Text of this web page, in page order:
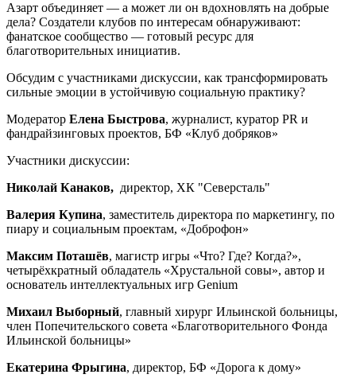
Азарт объединяет — а может ли он вдохновлять на добрые
дела? Создатели клубов по интересам обнаруживают:
фанатское сообщество — готовый ресурс для
благотворительных инициатив.
Обсудим с участниками дискуссии, как трансформировать
сильные эмоции в устойчивую социальную практику?
Модератор Елена Быстрова, журналист, куратор PR и
фандрайзинговых проектов, БФ «Клуб добряков»
Участники дискуссии:
Николай Канаков, директор, ХК "Северсталь"
Валерия Купина, заместитель директора по маркетингу, по
пиару и социальным проектам, «Доброфон»
Максим Поташёв, магистр игры «Что? Где? Когда?»,
четырёхкратный обладатель «Хрустальной совы», автор и
основатель интеллектуальных игр Genium
Михаил Выборный, главный хирург Ильинской больницы,
член Попечительского совета «Благотворительного Фонда
Ильинской больницы»
Екатерина Фрыгина, директор, БФ «Дорога к дому»